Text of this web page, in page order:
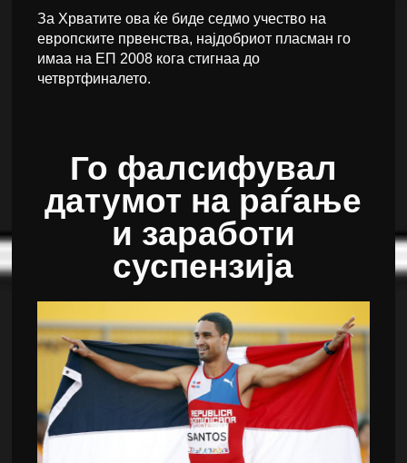
За Хрватите ова ќе биде седмо учество на
европските првенства, најдобриот пласман го
имаа на ЕП 2008 кога стигнаа до
четвртфиналето.
Го фалсифувал
датумот на раѓање
и заработи
суспензија